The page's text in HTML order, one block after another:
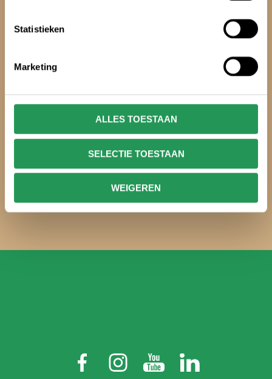
Statistieken
Marketing
ALLES TOESTAAN
SELECTIE TOESTAAN
WEIGEREN
Kinderfeest